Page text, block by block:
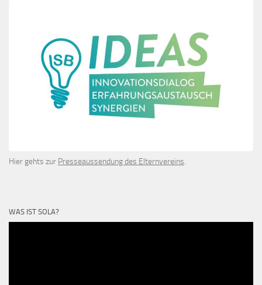
Hier gehts zur Presseaussendung des Elternvereins.
WAS IST SOLA?